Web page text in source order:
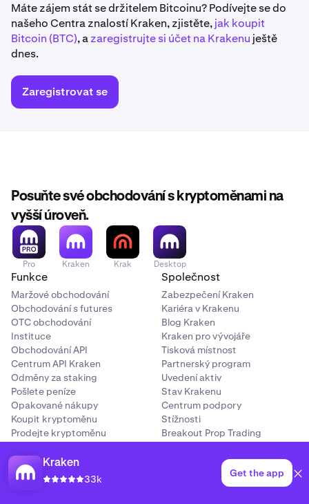
Kraken
33k Get the app
Máte zájem stát se držitelem Bitcoinu? Podívejte se do
našeho Centra znalostí Kraken, zjistěte,jak koupit
Bitcoin (BTC), azaregistrujte si účet na Krakenu ještě
dnes.
Zaregistrovat se
Posuňte své obchodování s kryptoměnami na
vyšší úroveň.
Pro Kraken Krak Desktop
Funkce
Maržové obchodování
Obchodování s futures
OTC obchodování
Instituce
Obchodování API
Centrum API Kraken
Odměny za staking
Pošlete peníze
Opakované nákupy
Koupit kryptoměnu
Prodejte kryptoměnu
Společnost
Zabezpečení Kraken
Kariéra v Krakenu
Blog Kraken
Kraken pro vývojáře
Tisková místnost
Partnerský program
Uvedení aktiv
Stav Krakenu
Centrum podpory
Stížnosti
Breakout Prop Trading
Prohlédněte si ceny
Cena Bitcoinu
Populární trhy